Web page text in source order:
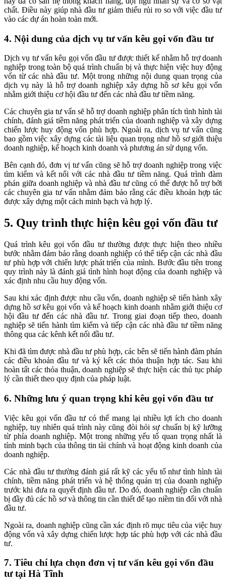
chất. Điều này giúp nhà đầu tư giảm thiểu rủi ro so với việc đầu tư
vào các dự án hoàn toàn mới.
4. Nội dung của dịch vụ tư vấn kêu gọi vốn đầu tư
Dịch vụ tư vấn kêu gọi vốn đầu tư được thiết kế nhằm hỗ trợ doanh
nghiệp trong toàn bộ quá trình chuẩn bị và thực hiện việc huy động
vốn từ các nhà đầu tư. Một trong những nội dung quan trọng của
dịch vụ này là hỗ trợ doanh nghiệp xây dựng hồ sơ kêu gọi vốn
nhằm giới thiệu cơ hội đầu tư đến các nhà đầu tư tiềm năng.
Các chuyên gia tư vấn sẽ hỗ trợ doanh nghiệp phân tích tình hình tài
chính, đánh giá tiềm năng phát triển của doanh nghiệp và xây dựng
chiến lược huy động vốn phù hợp. Ngoài ra, dịch vụ tư vấn cũng
bao gồm việc xây dựng các tài liệu quan trọng như hồ sơ giới thiệu
doanh nghiệp, kế hoạch kinh doanh và phương án sử dụng vốn.
Bên cạnh đó, đơn vị tư vấn cũng sẽ hỗ trợ doanh nghiệp trong việc
tìm kiếm và kết nối với các nhà đầu tư tiềm năng. Quá trình đàm
phán giữa doanh nghiệp và nhà đầu tư cũng có thể được hỗ trợ bởi
các chuyên gia tư vấn nhằm đảm bảo rằng các điều khoản hợp tác
được xây dựng một cách minh bạch và hợp lý.
5. Quy trình thực hiện kêu gọi vốn đầu tư
Quá trình kêu gọi vốn đầu tư thường được thực hiện theo nhiều
bước nhằm đảm bảo rằng doanh nghiệp có thể tiếp cận các nhà đầu
tư phù hợp với chiến lược phát triển của mình. Bước đầu tiên trong
quy trình này là đánh giá tình hình hoạt động của doanh nghiệp và
xác định nhu cầu huy động vốn.
Sau khi xác định được nhu cầu vốn, doanh nghiệp sẽ tiến hành xây
dựng hồ sơ kêu gọi vốn và kế hoạch kinh doanh nhằm giới thiệu cơ
hội đầu tư đến các nhà đầu tư. Trong giai đoạn tiếp theo, doanh
nghiệp sẽ tiến hành tìm kiếm và tiếp cận các nhà đầu tư tiềm năng
thông qua các kênh kết nối đầu tư.
Khi đã tìm được nhà đầu tư phù hợp, các bên sẽ tiến hành đàm phán
các điều khoản đầu tư và ký kết các thỏa thuận hợp tác. Sau khi
hoàn tất các thỏa thuận, doanh nghiệp sẽ thực hiện các thủ tục pháp
lý cần thiết theo quy định của pháp luật.
6. Những lưu ý quan trọng khi kêu gọi vốn đầu tư
Việc kêu gọi vốn đầu tư có thể mang lại nhiều lợi ích cho doanh
nghiệp, tuy nhiên quá trình này cũng đòi hỏi sự chuẩn bị kỹ lưỡng
từ phía doanh nghiệp. Một trong những yếu tố quan trọng nhất là
tính minh bạch của thông tin tài chính và hoạt động kinh doanh của
doanh nghiệp.
Các nhà đầu tư thường đánh giá rất kỹ các yếu tố như tình hình tài
chính, tiềm năng phát triển và hệ thống quản trị của doanh nghiệp
trước khi đưa ra quyết định đầu tư. Do đó, doanh nghiệp cần chuẩn
bị đầy đủ các hồ sơ và thông tin cần thiết để tạo niềm tin đối với nhà
đầu tư.
Ngoài ra, doanh nghiệp cũng cần xác định rõ mục tiêu của việc huy
động vốn và xây dựng chiến lược hợp tác phù hợp với các nhà đầu
tư.
7. Tiêu chí lựa chọn đơn vị tư vấn kêu gọi vốn đầu
tư tại Hà Tĩnh